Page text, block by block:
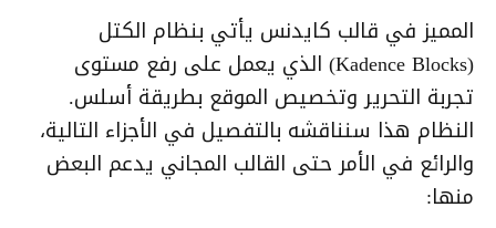
المميز في قالب كايدنس يأتي بنظام الكتل
(Kadence Blocks) الذي يعمل على رفع مستوى
تجربة التحرير وتخصيص الموقع بطريقة أسلس.
النظام هذا سنناقشه بالتفصيل في الأجزاء التالية،
والرائع في الأمر حتى القالب المجاني يدعم البعض
منها: